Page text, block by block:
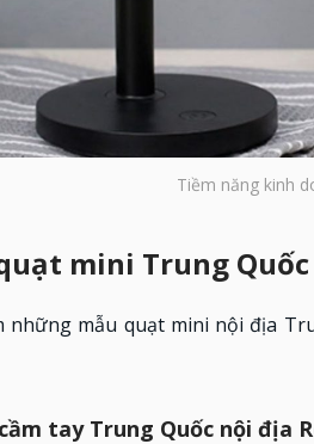
Tiềm năng kinh
mini Trung
những mẫu quạt mini nội địa
tay Trung Quốc nội địa